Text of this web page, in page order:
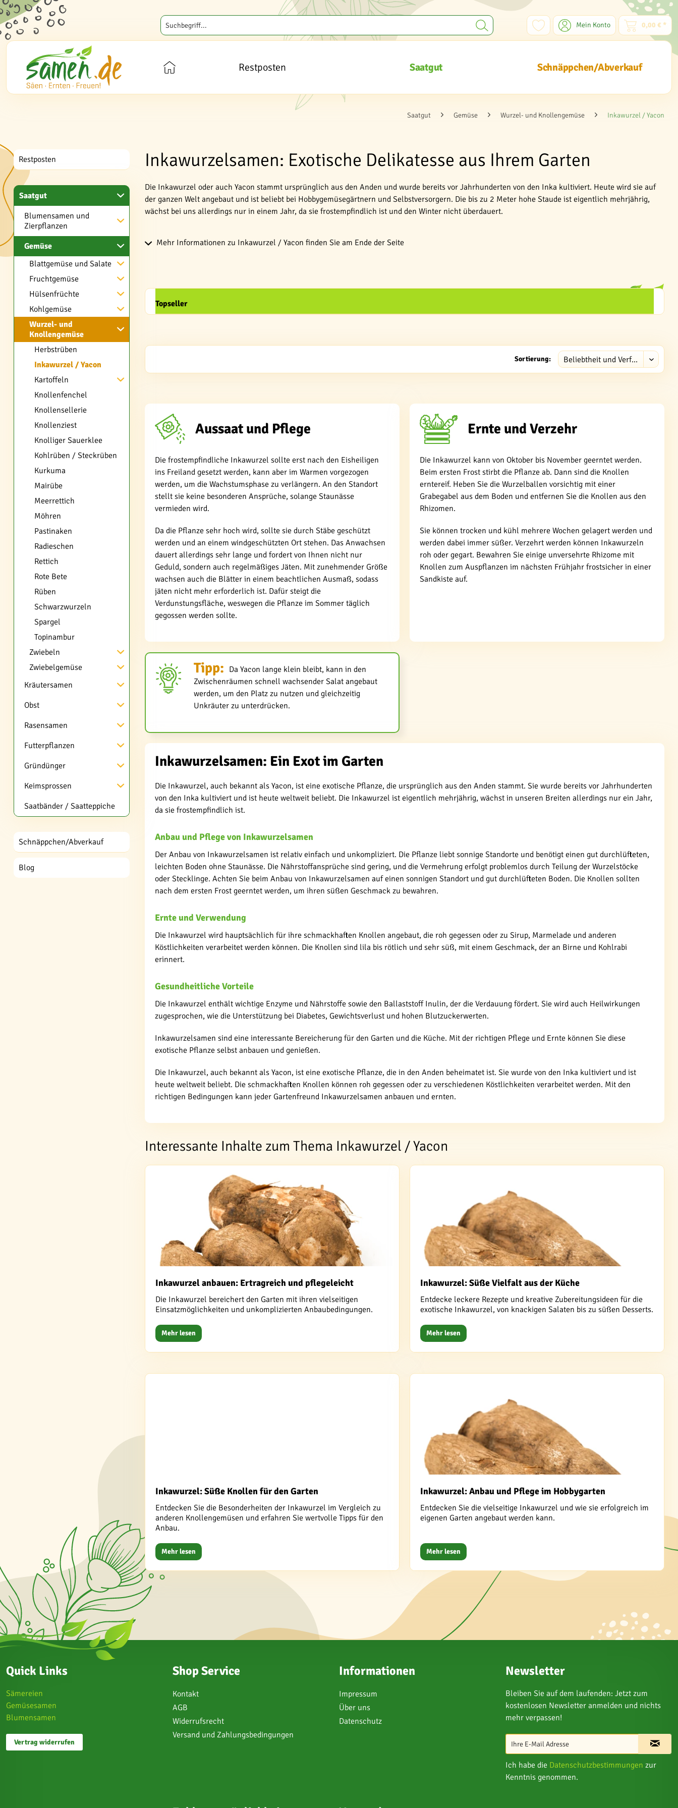
Mein Konto 0,00 € *
Restposten Saatgut Schnäppchen/Abverkauf
Saatgut Gemüse Wurzel- und Knollengemüse Inkawurzel / Yacon
Restposten
Saatgut
Blumensamen und
Zierpflanzen
Gemüse
Blattgemüse und Salate
Fruchtgemüse
Hülsenfrüchte
Kohlgemüse
Wurzel- und
Knollengemüse
Herbstrüben
Inkawurzel / Yacon
Kartoffeln
Knollenfenchel
Knollensellerie
Knollenziest
Knolliger Sauerklee
Kohlrüben / Steckrüben
Kurkuma
Mairübe
Meerrettich
Möhren
Pastinaken
Radieschen
Rettich
Rote Bete
Rüben
Schwarzwurzeln
Spargel
Topinambur
Zwiebeln
Zwiebelgemüse
Kräutersamen
Obst
Rasensamen
Futterpflanzen
Gründünger
Keimsprossen
Saatbänder / Saatteppiche
Schnäppchen/Abverkauf
Blog
Inkawurzelsamen: Exotische Delikatesse aus Ihrem Garten
Die Inkawurzel oder auch Yacon stammt ursprünglich aus den Anden und wurde bereits vor Jahrhunderten von den Inka kultiviert. Heute wird sie auf
der ganzen Welt angebaut und ist beliebt bei Hobbygemüsegärtnern und Selbstversorgern. Die bis zu 2 Meter hohe Staude ist eigentlich mehrjährig,
wächst bei uns allerdings nur in einem Jahr, da sie frostempfindlich ist und den Winter nicht überdauert.
Mehr Informationen zu Inkawurzel / Yacon finden Sie am Ende der Seite
Topseller
Sortierung:
Aussaat und Pflege
Die frostempfindliche Inkawurzel sollte erst nach den Eisheiligen
ins Freiland gesetzt werden, kann aber im Warmen vorgezogen
werden, um die Wachstumsphase zu verlängern. An den Standort
stellt sie keine besonderen Ansprüche, solange Staunässe
vermieden wird.
Da die Pflanze sehr hoch wird, sollte sie durch Stäbe geschützt
werden und an einem windgeschützten Ort stehen. Das Anwachsen
dauert allerdings sehr lange und fordert von Ihnen nicht nur
Geduld, sondern auch regelmäßiges Jäten. Mit zunehmender Größe
wachsen auch die Blätter in einem beachtlichen Ausmaß, sodass
jäten nicht mehr erforderlich ist. Dafür steigt die
Verdunstungsfläche, weswegen die Pflanze im Sommer täglich
gegossen werden sollte.
Ernte und Verzehr
Die Inkawurzel kann von Oktober bis November geerntet werden.
Beim ersten Frost stirbt die Pflanze ab. Dann sind die Knollen
erntereif. Heben Sie die Wurzelballen vorsichtig mit einer
Grabegabel aus dem Boden und entfernen Sie die Knollen aus den
Rhizomen.
Sie können trocken und kühl mehrere Wochen gelagert werden und
werden dabei immer süßer. Verzehrt werden können Inkawurzeln
roh oder gegart. Bewahren Sie einige unversehrte Rhizome mit
Knollen zum Auspflanzen im nächsten Frühjahr frostsicher in einer
Sandkiste auf.
Tipp: Da Yacon lange klein bleibt, kann in den
Zwischenräumen schnell wachsender Salat angebaut
werden, um den Platz zu nutzen und gleichzeitig
Unkräuter zu unterdrücken.
Inkawurzelsamen: Ein Exot im Garten
Die Inkawurzel, auch bekannt als Yacon, ist eine exotische Pflanze, die ursprünglich aus den Anden stammt. Sie wurde bereits vor Jahrhunderten
von den Inka kultiviert und ist heute weltweit beliebt. Die Inkawurzel ist eigentlich mehrjährig, wächst in unseren Breiten allerdings nur ein Jahr,
da sie frostempfindlich ist.
Anbau und Pflege von Inkawurzelsamen
Der Anbau von Inkawurzelsamen ist relativ einfach und unkompliziert. Die Pflanze liebt sonnige Standorte und benötigt einen gut durchlüfteten,
leichten Boden ohne Staunässe. Die Nährstoffansprüche sind gering, und die Vermehrung erfolgt problemlos durch Teilung der Wurzelstöcke
oder Stecklinge. Achten Sie beim Anbau von Inkawurzelsamen auf einen sonnigen Standort und gut durchlüfteten Boden. Die Knollen sollten
nach dem ersten Frost geerntet werden, um ihren süßen Geschmack zu bewahren.
Ernte und Verwendung
Die Inkawurzel wird hauptsächlich für ihre schmackhaften Knollen angebaut, die roh gegessen oder zu Sirup, Marmelade und anderen
Köstlichkeiten verarbeitet werden können. Die Knollen sind lila bis rötlich und sehr süß, mit einem Geschmack, der an Birne und Kohlrabi
erinnert.
Gesundheitliche Vorteile
Die Inkawurzel enthält wichtige Enzyme und Nährstoffe sowie den Ballaststoff Inulin, der die Verdauung fördert. Sie wird auch Heilwirkungen
zugesprochen, wie die Unterstützung bei Diabetes, Gewichtsverlust und hohen Blutzuckerwerten.
Inkawurzelsamen sind eine interessante Bereicherung für den Garten und die Küche. Mit der richtigen Pflege und Ernte können Sie diese
exotische Pflanze selbst anbauen und genießen.
Die Inkawurzel, auch bekannt als Yacon, ist eine exotische Pflanze, die in den Anden beheimatet ist. Sie wurde von den Inka kultiviert und ist
heute weltweit beliebt. Die schmackhaften Knollen können roh gegessen oder zu verschiedenen Köstlichkeiten verarbeitet werden. Mit den
richtigen Bedingungen kann jeder Gartenfreund Inkawurzelsamen anbauen und ernten.
Interessante Inhalte zum Thema Inkawurzel / Yacon
Inkawurzel anbauen: Ertragreich und pflegeleicht
Die Inkawurzel bereichert den Garten mit ihren vielseitigen
Einsatzmöglichkeiten und unkomplizierten Anbaubedingungen.
Mehr lesen
Inkawurzel: Süße Vielfalt aus der Küche
Entdecke leckere Rezepte und kreative Zubereitungsideen für die
exotische Inkawurzel, von knackigen Salaten bis zu süßen Desserts.
Mehr lesen
Inkawurzel: Süße Knollen für den Garten
Entdecken Sie die Besonderheiten der Inkawurzel im Vergleich zu
anderen Knollengemüsen und erfahren Sie wertvolle Tipps für den
Anbau.
Mehr lesen
Inkawurzel: Anbau und Pflege im Hobbygarten
Entdecken Sie die vielseitige Inkawurzel und wie sie erfolgreich im
eigenen Garten angebaut werden kann.
Mehr lesen
Quick Links
Sämereien
Gemüsesamen
Blumensamen
Vertrag widerrufen
Shop Service
Kontakt
AGB
Widerrufsrecht
Versand und Zahlungsbedingungen
Informationen
Impressum
Über uns
Datenschutz
Newsletter
Bleiben Sie auf dem laufenden: Jetzt zum
kostenlosen Newsletter anmelden und nichts
mehr verpassen!
Ich habe die Datenschutzbestimmungen zur
Kenntnis genommen.